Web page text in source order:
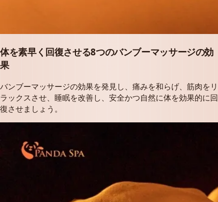
体を素早く回復させる8つのバンブーマッサージの効
果
バンブーマッサージの効果を発見し、痛みを和らげ、筋肉をリ
ラックスさせ、睡眠を改善し、安全かつ自然に体を効果的に回
復させましょう。